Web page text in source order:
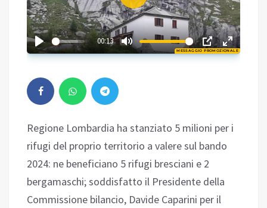
MESSAGGIO PROMOZIONALE
00:13
Play
01:59
Regione Lombardia ha stanziato 5 milioni per i
rifugi del proprio territorio a valere sul bando
2024: ne beneficiano 5 rifugi bresciani e 2
bergamaschi; soddisfatto il Presidente della
Commissione bilancio, Davide Caparini per il